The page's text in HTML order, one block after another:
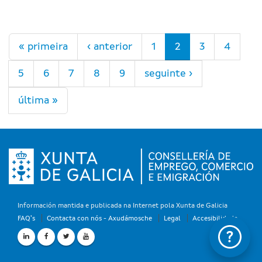
Páxinas
« primeira ‹ anterior 1 2 3 4
5 6 7 8 9 seguinte ›
última »
Información mantida e publicada na Internet pola Xunta de Galicia
FAQ's
Contacta con nós - Axudámosche Legal Accesibilidade